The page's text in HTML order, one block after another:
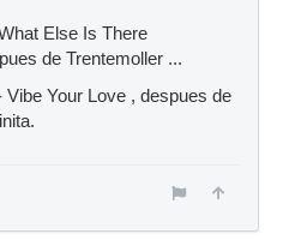
Else Is There
de Trentemoller ...
Your Love , despues de